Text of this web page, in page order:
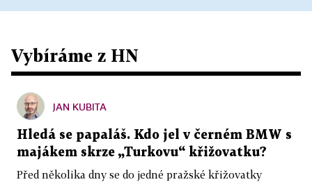
Vybíráme z HN
JAN KUBITA
Hledá se papaláš. Kdo jel v černém BMW s
majákem skrze „Turkovu“ křižovatku?
Před několika dny se do jedné pražské křižovatky